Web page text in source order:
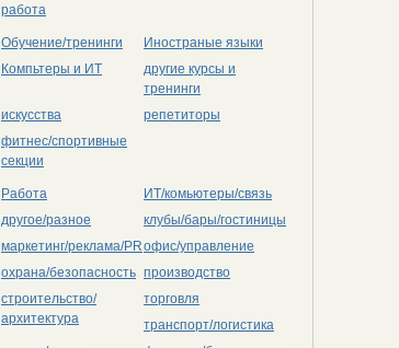
работа
Обучение/тренинги
Иностраные языки
Компьтеры и ИТ
другие курсы и
тренинги
искусства
репетиторы
фитнес/спортивные
секции
Работа
ИТ/комьютеры/связь
другое/разное
клубы/бары/гостиницы
маркетинг/реклама/PRофис/управление
охрана/безопасность производство
строительство/
архитектура
торговля
транспорт/логистика